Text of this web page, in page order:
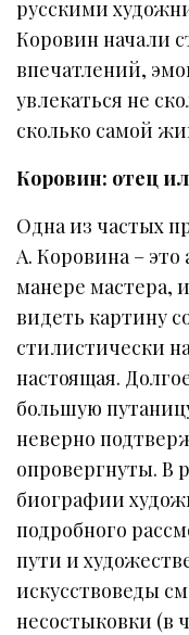
русскими
Коровин начали
впечатлений,
увлекаться не
сколько самой
Коровин: отец
Одна из частых
А. Коровина –
манере мастера,
видеть картину
стилистически
настоящая.
большую
неверно
опровергнуты. В
биографии
подробного
пути и
искусствоведы
несостыковки (в